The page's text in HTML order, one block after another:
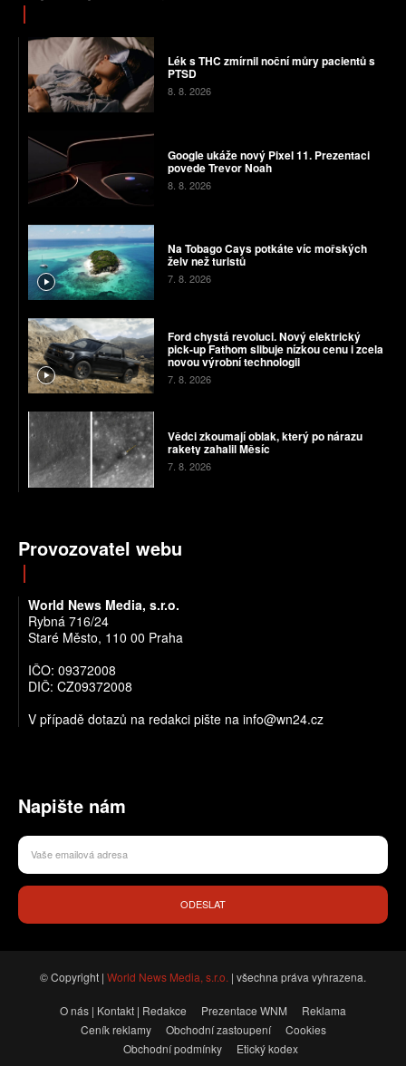
Lék s THC zmírnil noční můry pacientů s
PTSD
8. 8. 2026
Google ukáže nový Pixel 11. Prezentaci
povede Trevor Noah
8. 8. 2026
Na Tobago Cays potkáte víc mořských
želv než turistů
7. 8. 2026
Ford chystá revoluci. Nový elektrický
pick-up Fathom slibuje nízkou cenu i zcela
novou výrobní technologii
7. 8. 2026
Vědci zkoumají oblak, který po nárazu
rakety zahalil Měsíc
7. 8. 2026
Provozovatel webu
World News Media, s.r.o.
Rybná 716/24
Staré Město, 110 00 Praha
IČO: 09372008
DIČ: CZ09372008
V případě dotazů na redakci pište na info@wn24.cz
Napište nám
ODESLAT
© Copyright | World News Media, s.r.o. | všechna práva vyhrazena.
O nás | Kontakt | Redakce Prezentace WNM
Reklama
Ceník reklamy
Obchodní zastoupení
Cookies
Obchodní podmínky
Etický kodex